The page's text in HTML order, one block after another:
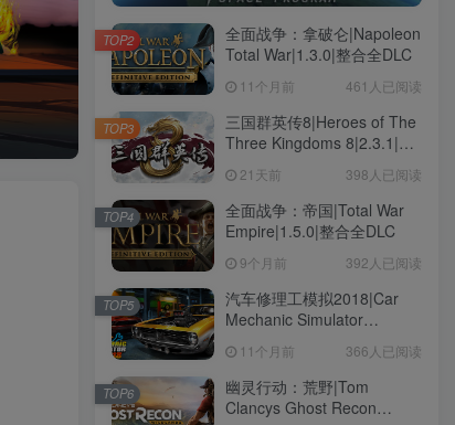
全面战争：拿破仑|Napoleon
Total War|1.3.0|整合全DLC
11个月前 461人已阅读
TOP2
三国群英传8|Heroes of The
Three Kingdoms 8|2.3.1|整
21天前 398人已阅读
TOP3
全面战争：帝国|Total War
Empire|1.5.0|整合全DLC
9个月前 392人已阅读
TOP4
汽车修理工模拟2018|Car
Mechanic Simulator
11个月前 366人已阅读
TOP5
幽灵行动：荒野|Tom
Clancys Ghost Recon
TOP6